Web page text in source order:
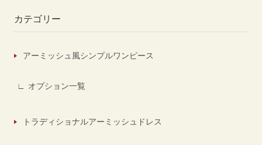
カテゴリー
アーミッシュ風シンプルワンピース
オプション一覧
トラディショナルアーミッシュドレス